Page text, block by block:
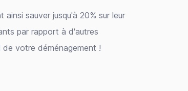
sauver jusqu'à 20% sur leur
par rapport à d'autres
votre déménagement !